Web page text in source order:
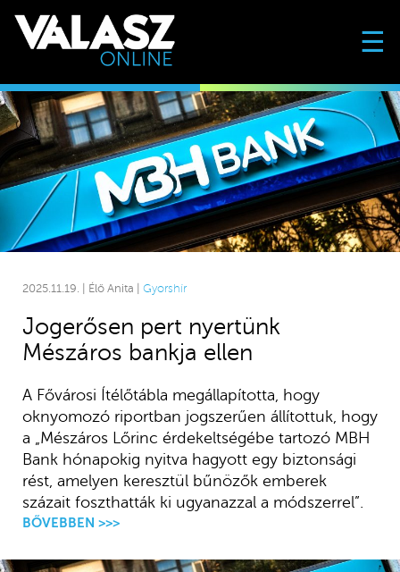
☰
2025.11.19. | Élő Anita | Gyorshír
Jogerősen pert nyertünk
Mészáros bankja ellen
A Fővárosi Ítélőtábla megállapította, hogy
oknyomozó riportban jogszerűen állítottuk, hogy
a „Mészáros Lőrinc érdekeltségébe tartozó MBH
Bank hónapokig nyitva hagyott egy biztonsági
rést, amelyen keresztül bűnözők emberek
százait foszthatták ki ugyanazzal a módszerrel”.
BŐVEBBEN >>>